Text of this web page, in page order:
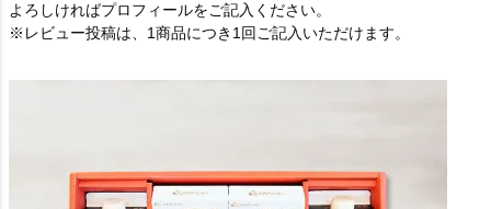
よろしければプロフィールをご記入ください。
※レビュー投稿は、1商品につき1回ご記入いただけます。